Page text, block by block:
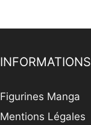
INFORMATIONS
Figurines Manga
Mentions Légales